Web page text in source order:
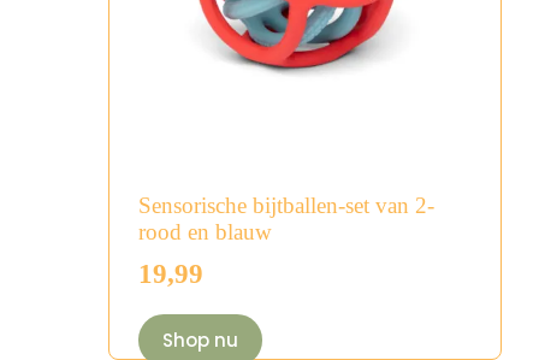
Sensorische bijtballen-set van 2-
rood en blauw
19,99
Shop nu